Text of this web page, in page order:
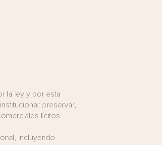
la ley y por esta
preservar,
lícitos.
incluyendo